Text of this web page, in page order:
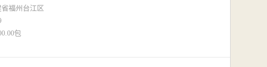
福州台江区
包